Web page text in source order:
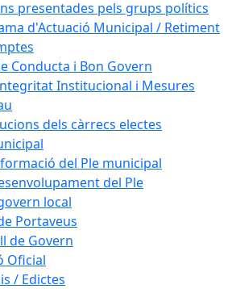
presentades pels grups polítics
d'Actuació Municipal / Retiment
Conducta i Bon Govern
Institucional i Mesures
dels càrrecs electes
del Ple municipal
del Ple
local
Portaveus
de Govern
Oficial
/ Edictes